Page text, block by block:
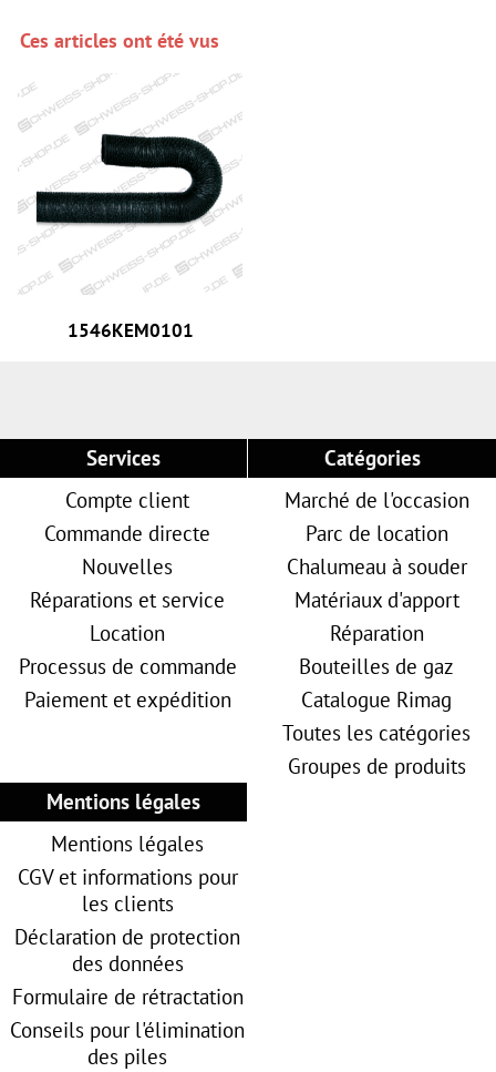
Ces articles ont été vus
1546KEM0101
Services
Compte client
Commande directe
Nouvelles
Réparations et service
Location
Processus de commande
Paiement et expédition
Catégories
Marché de l'occasion
Parc de location
Chalumeau à souder
Matériaux d'apport
Réparation
Bouteilles de gaz
Catalogue Rimag
Toutes les catégories
Groupes de produits
Mentions légales
Mentions légales
CGV et informations pour
les clients
Déclaration de protection
des données
Formulaire de rétractation
Conseils pour l'élimination
des piles